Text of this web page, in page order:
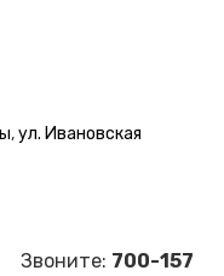
,ул. Ивановская
Звоните: 700-157